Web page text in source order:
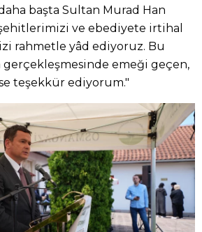
başta Sultan Murad Han
ve ebediyete irtihal
rahmetle yâd ediyoruz. Bu
gerçekleşmesinde emeği geçen,
teşekkür ediyorum."